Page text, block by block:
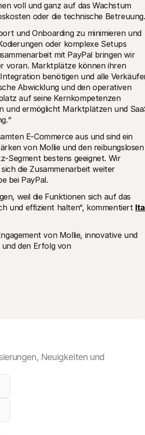
voll und ganz auf das Wachstum
oder die technische Betreuung.
und Onboarding zu minimieren und
oder komplexe Setups
mit PayPal bringen wir
voran. Marktplätze können ihren
benötigen und alle
Abwicklung und den operativen
auf seine Kernkompetenzen
und ermöglicht Marktplätzen und
E-Commerce aus und sind ein
von Mollie und den reibungslosen
Segment bestens geeignet. Wir
die Zusammenarbeit weiter
bei PayPal.
weil die Funktionen sich auf das
und effizient halten“, kommentiert
von Mollie, innovative und
und den Erfolg von
Neuigkeiten und